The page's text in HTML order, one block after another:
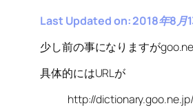
Last Updated on: 2018年8月
少し前の事になりますが
具体的にはURLが
http://